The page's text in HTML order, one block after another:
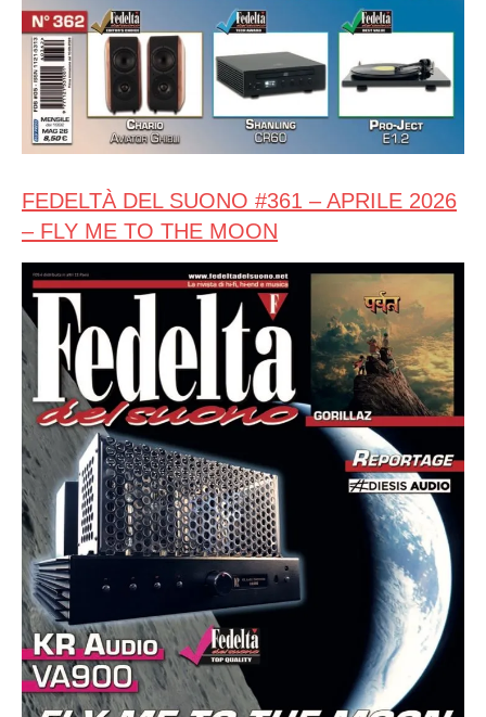
FEDELTÀ DEL SUONO #361 – APRILE 2026
– FLY ME TO THE MOON